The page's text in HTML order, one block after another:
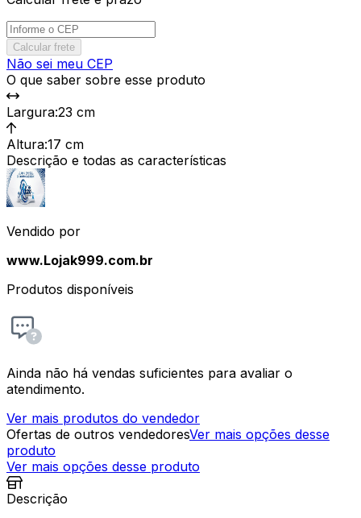
Calcular frete
Não sei meu CEP
O que saber sobre esse produto
Largura:23 cm
Altura:17 cm
Descrição e todas as características
Vendido por
www.Lojak999.com.br
Produtos disponíveis
Ainda não há vendas suficientes para avaliar o
atendimento.
Ver mais produtos do vendedor
Ofertas de outros vendedoresVer mais opções desse
produto
Ver mais opções desse produto
Descrição